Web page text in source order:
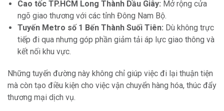
Cao tốc TP.HCM Long Thành Dầu Giây: Mở rộng cửa
ngõ giao thương với các tỉnh Đông Nam Bộ.
Tuyến Metro số 1 Bến Thành Suối Tiên: Dù không trực
tiếp đi qua nhưng góp phần giảm tải áp lực giao thông và
kết nối khu vực.
Những tuyến đường này không chỉ giúp việc đi lại thuận tiện
mà còn tạo điều kiện cho việc vận chuyển hàng hóa, thúc đẩy
thương mại dịch vụ.